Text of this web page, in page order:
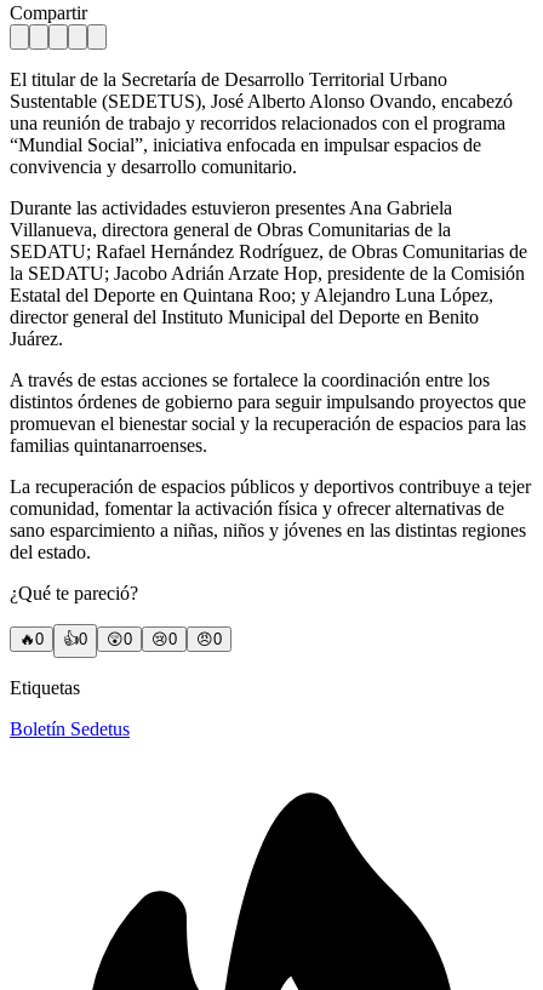
Compartir
El titular de la Secretaría de Desarrollo Territorial Urbano
Sustentable (SEDETUS), José Alberto Alonso Ovando, encabezó
una reunión de trabajo y recorridos relacionados con el programa
“Mundial Social”, iniciativa enfocada en impulsar espacios de
convivencia y desarrollo comunitario.
Durante las actividades estuvieron presentes Ana Gabriela
Villanueva, directora general de Obras Comunitarias de la
SEDATU; Rafael Hernández Rodríguez, de Obras Comunitarias de
la SEDATU; Jacobo Adrián Arzate Hop, presidente de la Comisión
Estatal del Deporte en Quintana Roo; y Alejandro Luna López,
director general del Instituto Municipal del Deporte en Benito
Juárez.
A través de estas acciones se fortalece la coordinación entre los
distintos órdenes de gobierno para seguir impulsando proyectos que
promuevan el bienestar social y la recuperación de espacios para las
familias quintanarroenses.
La recuperación de espacios públicos y deportivos contribuye a tejer
comunidad, fomentar la activación física y ofrecer alternativas de
sano esparcimiento a niñas, niños y jóvenes en las distintas regiones
del estado.
¿Qué te pareció?
🔥0 👍0 😲0 😢0 😠0
Etiquetas
Boletín Sedetus